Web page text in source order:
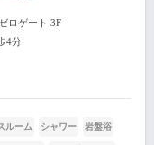
ロゲート 3F
4分
ルーム シャワー 岩盤浴